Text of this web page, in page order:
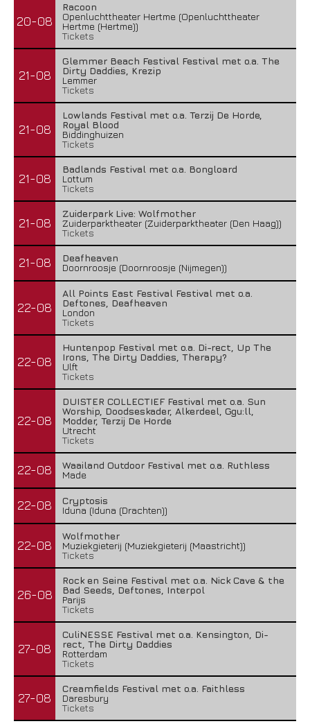
20-08
Racoon
Openluchttheater Hertme (Openluchttheater
Hertme (Hertme))
Tickets
21-08
Glemmer Beach Festival Festival met o.a. The
Dirty Daddies, Krezip
Lemmer
Tickets
21-08
Lowlands Festival met o.a. Terzij De Horde,
Royal Blood
Biddinghuizen
Tickets
21-08
Badlands Festival met o.a. Bongloard
Lottum
Tickets
21-08
Zuiderpark Live: Wolfmother
Zuiderparktheater (Zuiderparktheater (Den Haag))
Tickets
21-08
Deafheaven
Doornroosje (Doornroosje (Nijmegen))
22-08
All Points East Festival Festival met o.a.
Deftones, Deafheaven
London
Tickets
22-08
Huntenpop Festival met o.a. Di-rect, Up The
Irons, The Dirty Daddies, Therapy?
Ulft
Tickets
22-08
DUISTER COLLECTIEF Festival met o.a. Sun
Worship, Doodseskader, Alkerdeel, Ggu:ll,
Modder, Terzij De Horde
Utrecht
Tickets
22-08
Waailand Outdoor Festival met o.a. Ruthless
Made
22-08
Cryptosis
Iduna (Iduna (Drachten))
22-08
Wolfmother
Muziekgieterij (Muziekgieterij (Maastricht))
Tickets
26-08
Rock en Seine Festival met o.a. Nick Cave & the
Bad Seeds, Deftones, Interpol
Parijs
Tickets
27-08
CuliNESSE Festival met o.a. Kensington, Di-
rect, The Dirty Daddies
Rotterdam
Tickets
27-08
Creamfields Festival met o.a. Faithless
Daresbury
Tickets